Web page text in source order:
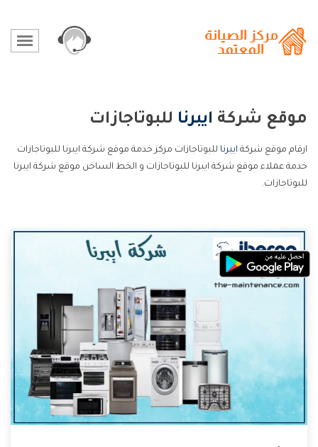
موقع شركة ايبرنا للبوتاجازات
ارقام موقع شركة ايبرنا للبوتاجازات مركز خدمة موقع شركة ايبرنا للبوتاجازات
خدمة عملاء موقع شركة ايبرنا للبوتاجازات و الخط الساخن موقع شركة ايبرنا
للبوتاجازات.